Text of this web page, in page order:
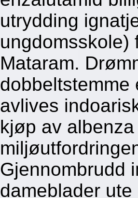
utrydding
ungdomsskole)
Mataram.
dobbeltstemme
avlives
kjøp av
Gjennombrudd
dameblader